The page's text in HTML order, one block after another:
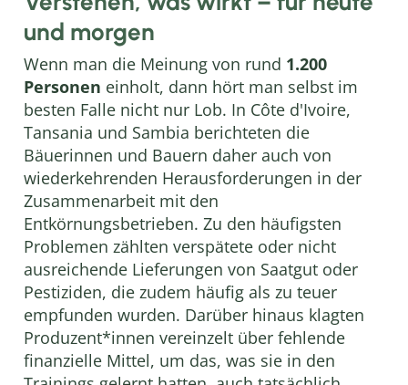
und morgen
Wenn man die Meinung von rund 1.200
Personen einholt, dann hört man selbst im
besten Falle nicht nur Lob. In Côte d'Ivoire,
Tansania und Sambia berichteten die
Bäuerinnen und Bauern daher auch von
wiederkehrenden Herausforderungen in der
Zusammenarbeit mit den
Entkörnungsbetrieben. Zu den häufigsten
Problemen zählten verspätete oder nicht
ausreichende Lieferungen von Saatgut oder
Pestiziden, die zudem häufig als zu teuer
empfunden wurden. Darüber hinaus klagten
Produzent*innen vereinzelt über fehlende
finanzielle Mittel, um das, was sie in den